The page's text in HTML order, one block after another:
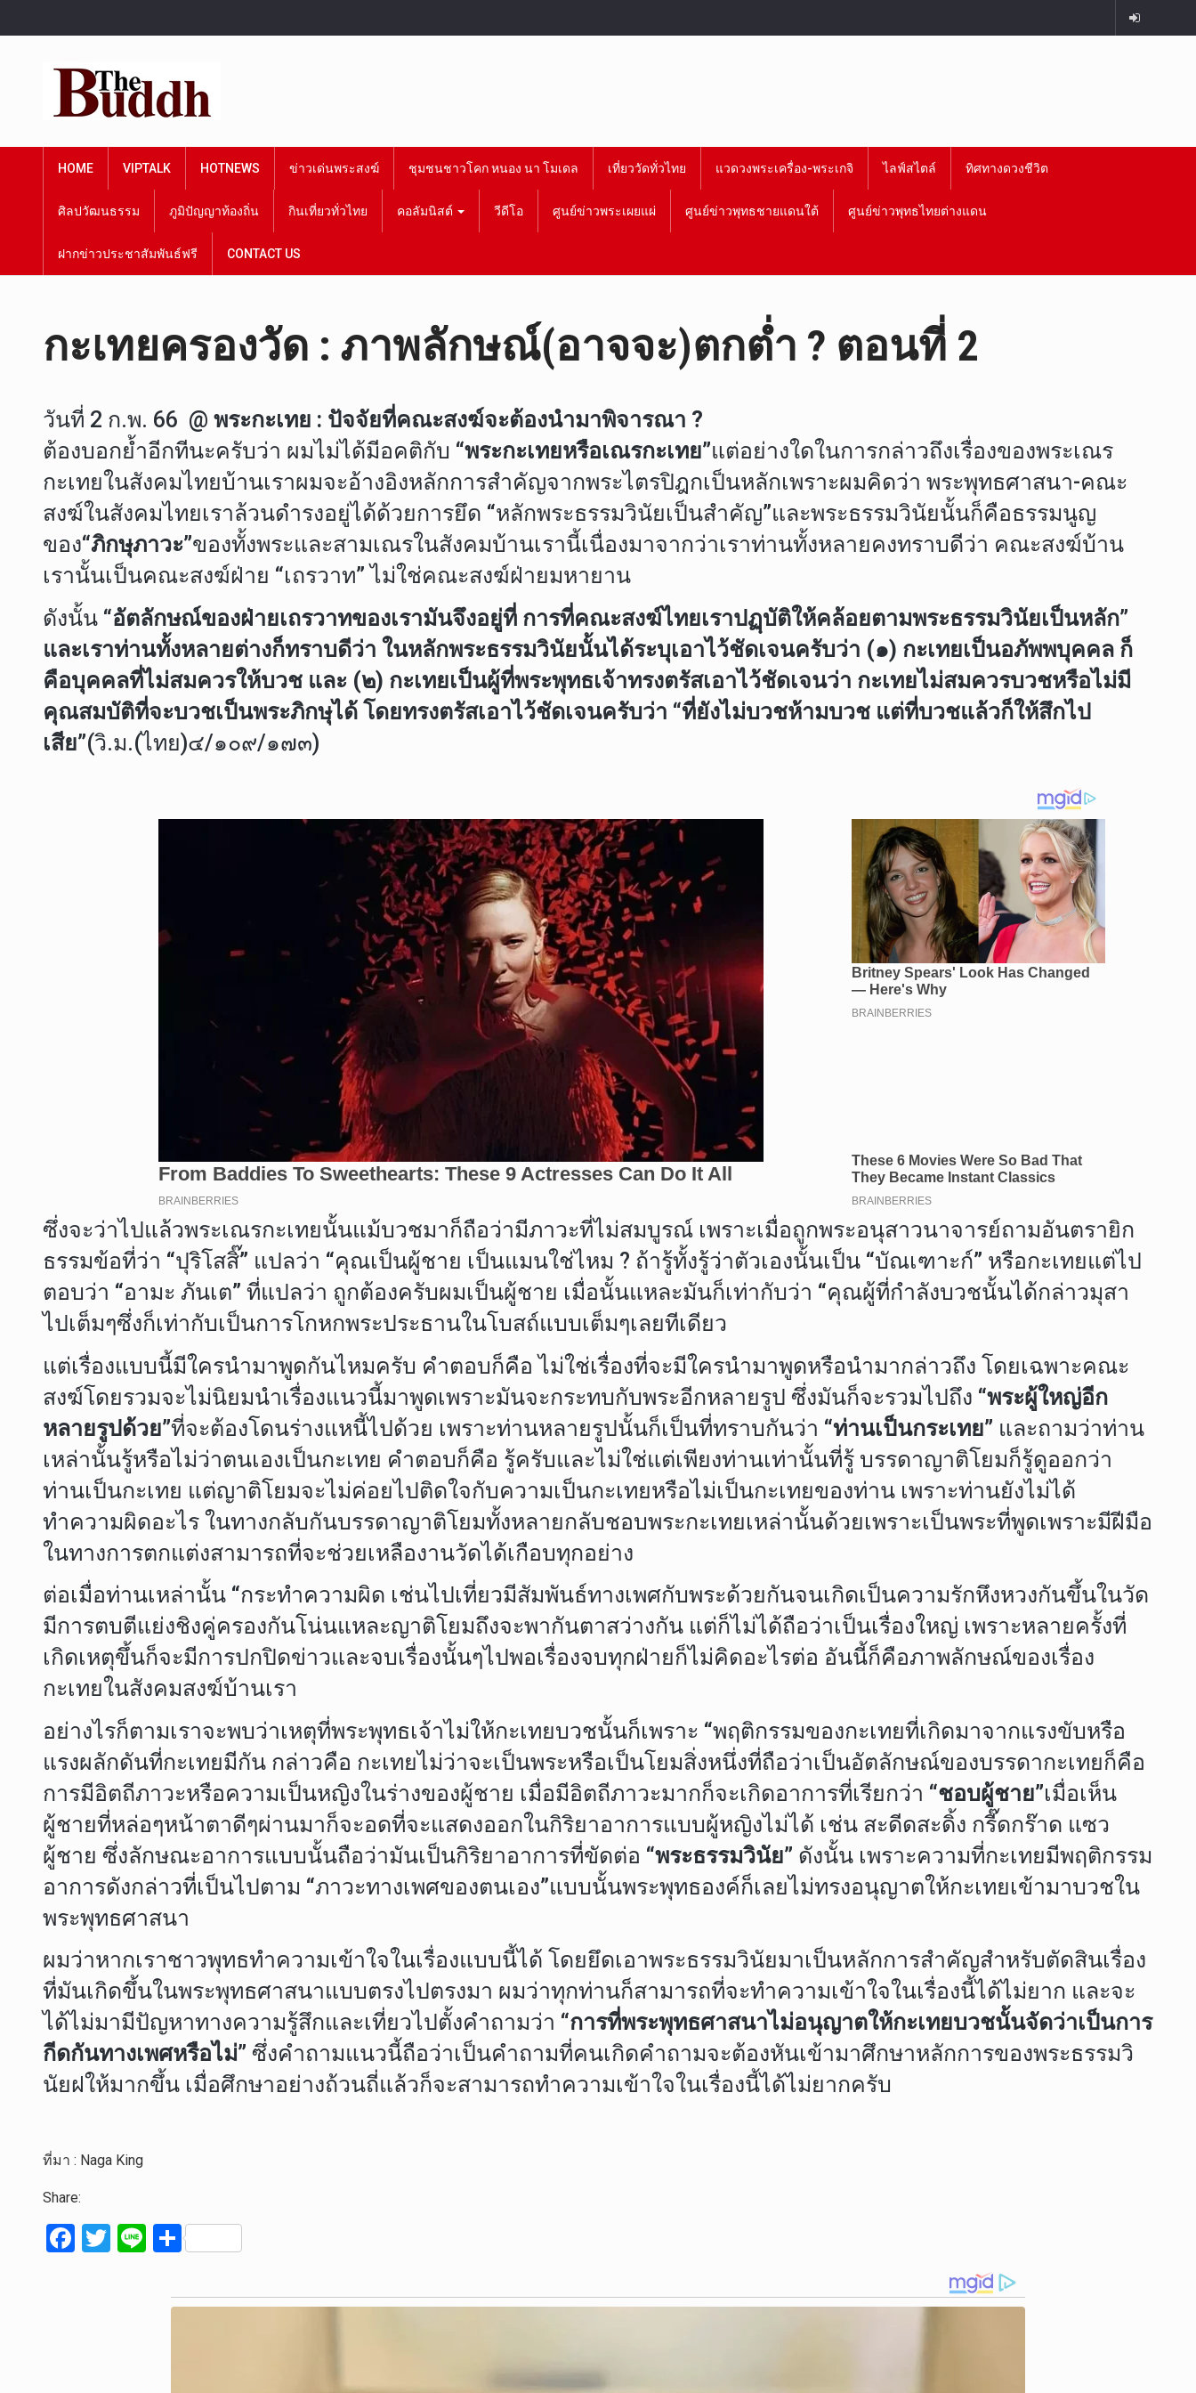
HOME VIPTALK HOTNEWS ข่าวเด่นพระสงฆ์ ชุมชนชาวโคก หนอง นา โมเดล เที่ยววัดทั่วไทย แวดวงพระเครื่อง-พระเกจิ ไลฟ์สไตล์ ทิศทางดวงชีวิต
ศิลปวัฒนธรรม ภูมิปัญญาท้องถิ่น กินเที่ยวทั่วไทย คอลัมนิสต์ วีดีโอ ศูนย์ข่าวพระเผยแผ่ ศูนย์ข่าวพุทธชายแดนใต้ ศูนย์ข่าวพุทธไทยต่างแดน
ฝากข่าวประชาสัมพันธ์ฟรี CONTACT US
กะเทยครองวัด : ภาพลักษณ์(อาจจะ)ตกต่ำ ? ตอนที่ 2
วันที่ 2 ก.พ. 66 @ พระกะเทย : ปัจจัยที่คณะสงฆ์จะต้องนำมาพิจารณา ?
ต้องบอกย้ำอีกทีนะครับว่า ผมไม่ได้มีอคติกับ “พระกะเทยหรือเณรกะเทย”แต่อย่างใดในการกล่าวถึงเรื่องของพระเณร
กะเทยในสังคมไทยบ้านเราผมจะอ้างอิงหลักการสำคัญจากพระไตรปิฎกเป็นหลักเพราะผมคิดว่า พระพุทธศาสนา-คณะ
สงฆ์ในสังคมไทยเราล้วนดำรงอยู่ได้ด้วยการยึด “หลักพระธรรมวินัยเป็นสำคัญ”และพระธรรมวินัยนั้นก็คือธรรมนูญ
ของ“ภิกษุภาวะ”ของทั้งพระและสามเณรในสังคมบ้านเรานี้เนื่องมาจากว่าเราท่านทั้งหลายคงทราบดีว่า คณะสงฆ์บ้าน
เรานั้นเป็นคณะสงฆ์ฝ่าย “เถรวาท” ไม่ใช่คณะสงฆ์ฝ่ายมหายาน
ดังนั้น “อัตลักษณ์ของฝ่ายเถรวาทของเรามันจึงอยู่ที่ การที่คณะสงฆ์ไทยเราปฏฺบัติให้คล้อยตามพระธรรมวินัยเป็นหลัก”
และเราท่านทั้งหลายต่างก็ทราบดีว่า ในหลักพระธรรมวินัยนั้นได้ระบุเอาไว้ชัดเจนครับว่า (๑) กะเทยเป็นอภัพพบุคคล ก็
คือบุคคลที่ไม่สมควรให้บวช และ (๒) กะเทยเป็นผู้ที่พระพุทธเจ้าทรงตรัสเอาไว้ชัดเจนว่า กะเทยไม่สมควรบวชหรือไม่มี
คุณสมบัติที่จะบวชเป็นพระภิกษุได้ โดยทรงตรัสเอาไว้ชัดเจนครับว่า “ที่ยังไม่บวชห้ามบวช แต่ที่บวชแล้วก็ให้สึกไป
เสีย”(วิ.ม.(ไทย)๔/๑๐๙/๑๗๓)
ซึ่งจะว่าไปแล้วพระเณรกะเทยนั้นแม้บวชมาก็ถือว่ามีภาวะที่ไม่สมบูรณ์ เพราะเมื่อถูกพระอนุสาวนาจารย์ถามอันตรายิก
ธรรมข้อที่ว่า “ปุริโสสิ๊” แปลว่า “คุณเป็นผู้ชาย เป็นแมนใช่ไหม ? ถ้ารู้ทั้งรู้ว่าตัวเองนั้นเป็น “บัณเฑาะก์” หรือกะเทยแต่ไป
ตอบว่า “อามะ ภันเต” ที่แปลว่า ถูกต้องครับผมเป็นผู้ชาย เมื่อนั้นแหละมันก็เท่ากับว่า “คุณผู้ที่กำลังบวชนั้นได้กล่าวมุสา
ไปเต็มๆซึ่งก็เท่ากับเป็นการโกหกพระประธานในโบสถ์แบบเต็มๆเลยทีเดียว
แต่เรื่องแบบนี้มีใครนำมาพูดกันไหมครับ คำตอบก็คือ ไม่ใช่เรื่องที่จะมีใครนำมาพูดหรือนำมากล่าวถึง โดยเฉพาะคณะ
สงฆ์โดยรวมจะไม่นิยมนำเรื่องแนวนี้มาพูดเพราะมันจะกระทบกับพระอีกหลายรูป ซึ่งมันก็จะรวมไปถึง “พระผู้ใหญ่อีก
หลายรูปด้วย”ที่จะต้องโดนร่างแหนี้ไปด้วย เพราะท่านหลายรูปนั้นก็เป็นที่ทราบกันว่า “ท่านเป็นกระเทย” และถามว่าท่าน
เหล่านั้นรู้หรือไม่ว่าตนเองเป็นกะเทย คำตอบก็คือ รู้ครับและไม่ใช่แต่เพียงท่านเท่านั้นที่รู้ บรรดาญาติโยมก็รู้ดูออกว่า
ท่านเป็นกะเทย แต่ญาติโยมจะไม่ค่อยไปติดใจกับความเป็นกะเทยหรือไม่เป็นกะเทยของท่าน เพราะท่านยังไม่ได้
ทำความผิดอะไร ในทางกลับกันบรรดาญาติโยมทั้งหลายกลับชอบพระกะเทยเหล่านั้นด้วยเพราะเป็นพระที่พูดเพราะมีฝีมือ
ในทางการตกแต่งสามารถที่จะช่วยเหลืองานวัดได้เกือบทุกอย่าง
ต่อเมื่อท่านเหล่านั้น “กระทำความผิด เช่นไปเที่ยวมีสัมพันธ์ทางเพศกับพระด้วยกันจนเกิดเป็นความรักหึงหวงกันขึ้นในวัด
มีการตบตีแย่งชิงคู่ครองกันโน่นแหละญาติโยมถึงจะพากันตาสว่างกัน แต่ก็ไม่ได้ถือว่าเป็นเรื่องใหญ่ เพราะหลายครั้งที่
เกิดเหตุขึ้นก็จะมีการปกปิดข่าวและจบเรื่องนั้นๆไปพอเรื่องจบทุกฝ่ายก็ไม่คิดอะไรต่อ อันนี้ก็คือภาพลักษณ์ของเรื่อง
กะเทยในสังคมสงฆ์บ้านเรา
อย่างไรก็ตามเราจะพบว่าเหตุที่พระพุทธเจ้าไม่ให้กะเทยบวชนั้นก็เพราะ “พฤติกรรมของกะเทยที่เกิดมาจากแรงขับหรือ
แรงผลักดันที่กะเทยมีกัน กล่าวคือ กะเทยไม่ว่าจะเป็นพระหรือเป็นโยมสิ่งหนึ่งที่ถือว่าเป็นอัตลักษณ์ของบรรดากะเทยก็คือ
การมีอิตถีภาวะหรือความเป็นหญิงในร่างของผู้ชาย เมื่อมีอิตถีภาวะมากก็จะเกิดอาการที่เรียกว่า “ชอบผู้ชาย”เมื่อเห็น
ผู้ชายที่หล่อๆหน้าตาดีๆผ่านมาก็จะอดที่จะแสดงออกในกิริยาอาการแบบผู้หญิงไม่ได้ เช่น สะดีดสะดิ้ง กรี๊ดกร๊าด แซว
ผู้ชาย ซึ่งลักษณะอาการแบบนั้นถือว่ามันเป็นกิริยาอาการที่ขัดต่อ “พระธรรมวินัย” ดังนั้น เพราะความที่กะเทยมีพฤติกรรม
อาการดังกล่าวที่เป็นไปตาม “ภาวะทางเพศของตนเอง”แบบนั้นพระพุทธองค์ก็เลยไม่ทรงอนุญาตให้กะเทยเข้ามาบวชใน
พระพุทธศาสนา
ผมว่าหากเราชาวพุทธทำความเข้าใจในเรื่องแบบนี้ได้ โดยยึดเอาพระธรรมวินัยมาเป็นหลักการสำคัญสำหรับตัดสินเรื่อง
ที่มันเกิดขึ้นในพระพุทธศาสนาแบบตรงไปตรงมา ผมว่าทุกท่านก็สามารถที่จะทำความเข้าใจในเรื่องนี้ได้ไม่ยาก และจะ
ได้ไม่มามีปัญหาทางความรู้สึกและเที่ยวไปตั้งคำถามว่า “การที่พระพุทธศาสนาไม่อนุญาตให้กะเทยบวชนั้นจัดว่าเป็นการ
กีดกันทางเพศหรือไม่” ซึ่งคำถามแนวนี้ถือว่าเป็นคำถามที่คนเกิดคำถามจะต้องหันเข้ามาศึกษาหลักการของพระธรรมวิ
นัยฝให้มากขึ้น เมื่อศึกษาอย่างถ้วนถี่แล้วก็จะสามารถทำความเข้าใจในเรื่องนี้ได้ไม่ยากครับ
ที่มา : Naga King
Share:
F
T
Li S
ar